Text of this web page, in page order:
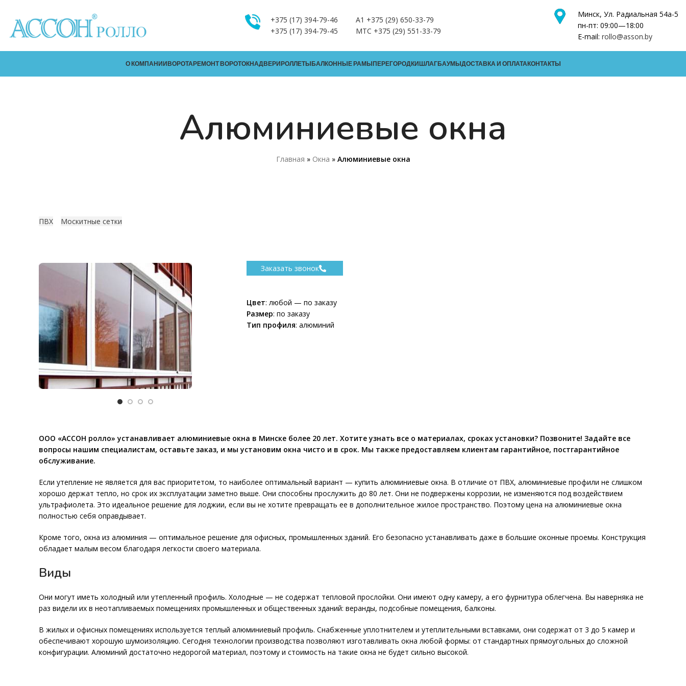
+375 (17) 394-79-46
+375 (17) 394-79-45
A1 +375 (29) 650-33-79
MTC +375 (29) 551-33-79
Минск, Ул. Радиальная 54а-5
пн-пт: 09:00—18:00
E-mail: rollo@asson.by
О КОМПАНИИВОРОТАРЕМОНТ ВОРОТОКНАДВЕРИРОЛЛЕТЫБАЛКОННЫЕ РАМЫПЕРЕГОРОДКИШЛАГБАУМЫДОСТАВКА И ОПЛАТАКОНТАКТЫ
Алюминиевые окна
Главная » Окна » Алюминиевые окна
ПВХ Москитные сетки
Заказать звонок
Цвет: любой — по заказу
Размер: по заказу
Тип профиля: алюминий
ООО «АССОН ролло» устанавливает алюминиевые окна в Минске более 20 лет. Хотите узнать все о материалах, сроках установки? Позвоните! Задайте все
вопросы нашим специалистам, оставьте заказ, и мы установим окна чисто и в срок. Мы также предоставляем клиентам гарантийное, постгарантийное
обслуживание.
Если утепление не является для вас приоритетом, то наиболее оптимальный вариант — купить алюминиевые окна. В отличие от ПВХ, алюминиевые профили не слишком
хорошо держат тепло, но срок их эксплуатации заметно выше. Они способны прослужить до 80 лет. Они не подвержены коррозии, не изменяются под воздействием
ультрафиолета. Это идеальное решение для лоджии, если вы не хотите превращать ее в дополнительное жилое пространство. Поэтому цена на алюминиевые окна
полностью себя оправдывает.
Кроме того, окна из алюминия — оптимальное решение для офисных, промышленных зданий. Его безопасно устанавливать даже в большие оконные проемы. Конструкция
обладает малым весом благодаря легкости своего материала.
Виды
Они могут иметь холодный или утепленный профиль. Холодные — не содержат тепловой прослойки. Они имеют одну камеру, а его фурнитура облегчена. Вы наверняка не
раз видели их в неотапливаемых помещениях промышленных и общественных зданий: веранды, подсобные помещения, балконы.
В жилых и офисных помещениях используется теплый алюминиевый профиль. Снабженные уплотнителем и утеплительными вставками, они содержат от 3 до 5 камер и
обеспечивают хорошую шумоизоляцию. Сегодня технологии производства позволяют изготавливать окна любой формы: от стандартных прямоугольных до сложной
конфигурации. Алюминий достаточно недорогой материал, поэтому и стоимость на такие окна не будет сильно высокой.